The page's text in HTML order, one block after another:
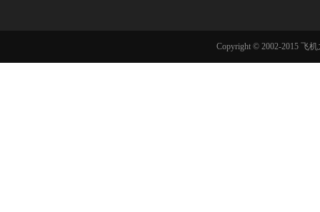
Copyright © 2002-2015 飞